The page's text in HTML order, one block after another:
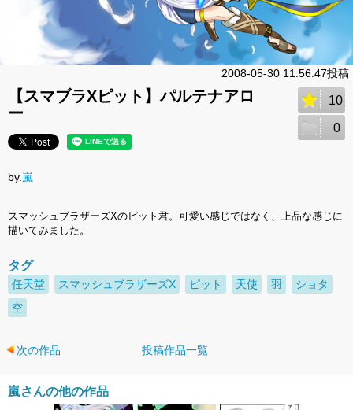
2008-05-30 11:56:47投稿
【スマブラXピット】パルテナアロ
ー
10
0
by. 嵐
スマッシュブラザーズXのピット君。可愛い感じではなく、上品な感じに
描いてみました。
タグ
任天堂 スマッシュブラザーズX ピット 天使 羽
ショタ
空
次の作品 投稿作品一覧
嵐さんの他の作品